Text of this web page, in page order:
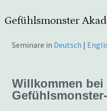
Gefühlsmonster
Seminare in Deutsch |
Willkommen bei